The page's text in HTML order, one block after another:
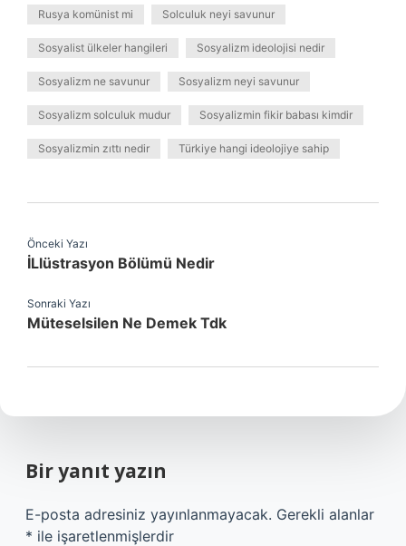
Rusya komünist mi Solculuk neyi savunur
Sosyalist ülkeler hangileri Sosyalizm ideolojisi nedir
Sosyalizm ne savunur Sosyalizm neyi savunur
Sosyalizm solculuk mudur Sosyalizmin fikir babası kimdir
Sosyalizmin zıttı nedir Türkiye hangi ideolojiye sahip
Önceki Yazı
İLlüstrasyon Bölümü Nedir
Sonraki Yazı
Müteselsilen Ne Demek Tdk
Bir yanıt yazın
E-posta adresiniz yayınlanmayacak. Gerekli alanlar
* ile işaretlenmişlerdir